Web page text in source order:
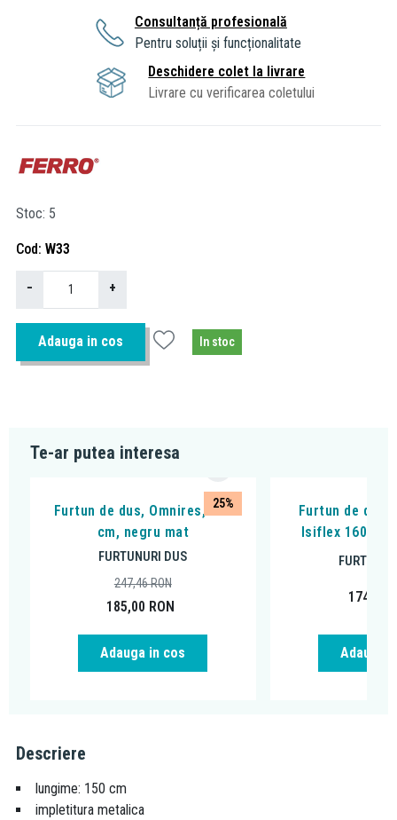
Consultanță profesională
Pentru soluții și funcționalitate
Deschidere colet la livrare
Livrare cu verificarea coletului
Stoc 5
Cod W33
− +
Adauga in cos In stoc
Te-ar putea interesa
25%
Furtun de dus, Omnires, 125
cm, negru mat
FURTUNURI DUS
185,00 RON
247,46RON
Adauga in cos
Furtun de dus,
Isiflex 160
174,88
Adauga
Descriere
lungime: 150 cm
impletitura metalica